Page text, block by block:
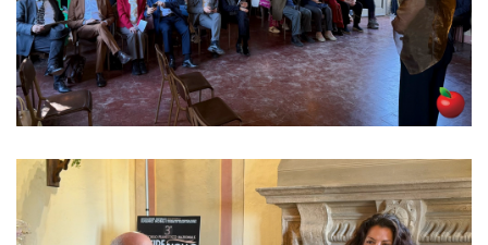
policy
Cookie
policy